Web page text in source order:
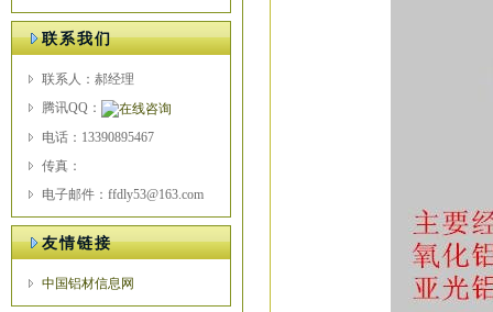
联系我们
联系人：郝经理
腾讯QQ：
电话：13390895467
传真：
电子邮件：ffdly53@163.com
友情链接
中国铝材信息网